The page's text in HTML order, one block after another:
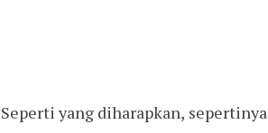
Seperti yang diharapkan,